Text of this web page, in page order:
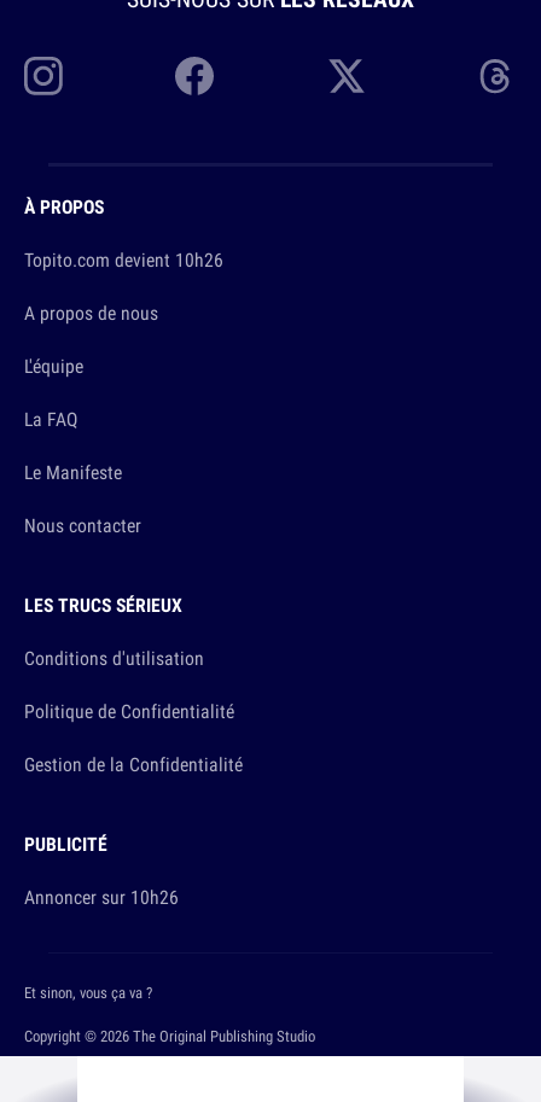
À PROPOS
Topito.com devient 10h26
A propos de nous
L'équipe
La FAQ
Le Manifeste
Nous contacter
LES TRUCS SÉRIEUX
Conditions d'utilisation
Politique de Confidentialité
Gestion de la Confidentialité
PUBLICITÉ
Annoncer sur 10h26
Copyright © 2026 The Original Publishing Studio
Et sinon, vous ça va ?